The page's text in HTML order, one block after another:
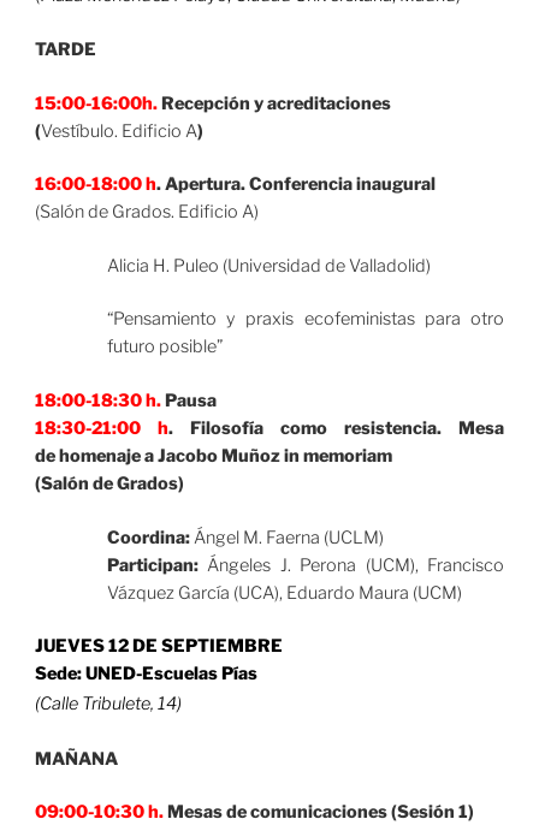
TARDE
15:00-16:00h.Recepción y acreditaciones
(Vestíbulo. Edificio A)
16:00-18:00 h. Apertura. Conferencia inaugural
(Salón de Grados. Edificio A)
Alicia H. Puleo (Universidad de Valladolid)
“Pensamiento y praxis ecofeministas para otro
futuro posible”
18:00-18:30 h.Pausa
18:30-21:00 h. Filosofía como resistencia. Mesa
de homenaje a Jacobo Muñoz in memoriam
(Salón de Grados)
Coordina:Ángel M. Faerna (UCLM)
Participan:Ángeles J. Perona (UCM), Francisco
Vázquez García (UCA), Eduardo Maura (UCM)
JUEVES 12 DE SEPTIEMBRE
Sede: UNED-Escuelas Pías
(Calle Tribulete, 14)
MAÑANA
09:00-10:30 h.Mesas de comunicaciones (Sesión 1)